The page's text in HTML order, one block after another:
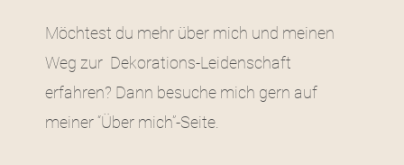
Möchtest du mehr über mich und meinen
Weg zur Dekorations-Leidenschaft
erfahren? Dann besuche mich gern auf
meiner “Über mich”-Seite.